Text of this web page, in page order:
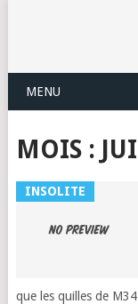
MENU
MOIS :
INSOLITE
que les quilles de